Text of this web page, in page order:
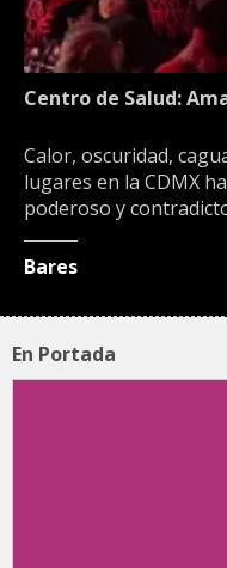
Centro de Salud:
Calor, oscuridad,
lugares en la CDMX
poderoso y
Bares
En Portada